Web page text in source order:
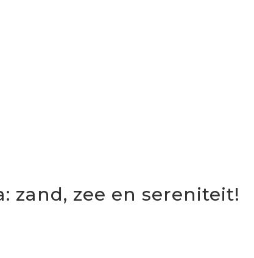
zand, zee en sereniteit!